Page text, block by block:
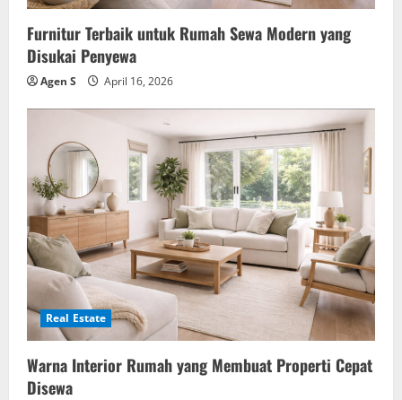
Furnitur Terbaik untuk Rumah Sewa Modern yang
Disukai Penyewa
Agen S April 16, 2026
Real Estate
Warna Interior Rumah yang Membuat Properti Cepat
Disewa